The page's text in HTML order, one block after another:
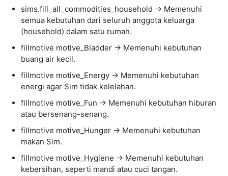
sims.fill_all_commodities_household → Memenuhi
semua kebutuhan dari seluruh anggota keluarga
(household) dalam satu rumah.
fillmotive motive_Bladder → Memenuhi kebutuhan
buang air kecil.
fillmotive motive_Energy → Memenuhi kebutuhan
energi agar Sim tidak kelelahan.
fillmotive motive_Fun → Memenuhi kebutuhan hiburan
atau bersenang-senang.
fillmotive motive_Hunger → Memenuhi kebutuhan
makan Sim.
fillmotive motive_Hygiene → Memenuhi kebutuhan
kebersihan, seperti mandi atau cuci tangan.